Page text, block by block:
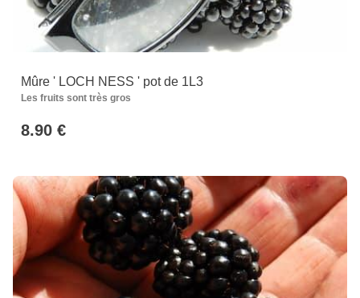
Mûre ' LOCH NESS ' pot de 1L3
Les fruits sont très gros
8.90 €